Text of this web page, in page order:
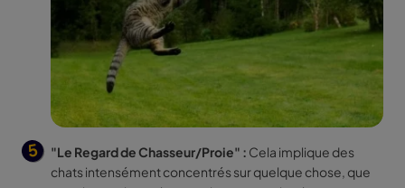
"Le Regard de Chasseur/Proie" : Cela implique des
chats intensément concentrés sur quelque chose, que